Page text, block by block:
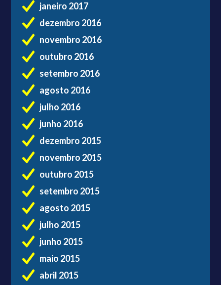
janeiro 2017
dezembro 2016
novembro 2016
outubro 2016
setembro 2016
agosto 2016
julho 2016
junho 2016
dezembro 2015
novembro 2015
outubro 2015
setembro 2015
agosto 2015
julho 2015
junho 2015
maio 2015
abril 2015